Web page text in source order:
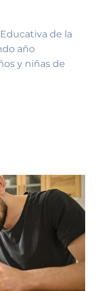
de la
año
y niñas de